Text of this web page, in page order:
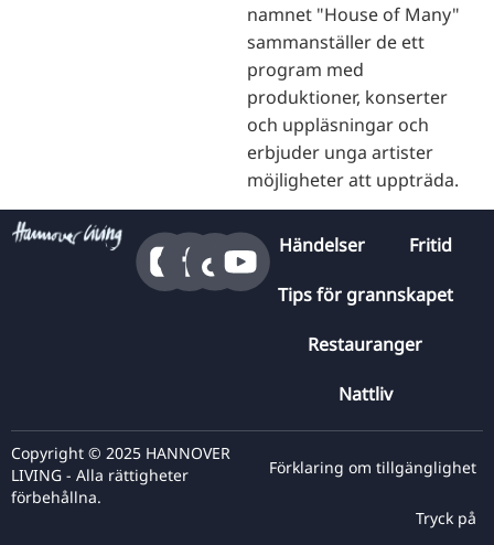
namnet "House of Many"
sammanställer de ett
program med
produktioner, konserter
och uppläsningar och
erbjuder unga artister
möjligheter att uppträda.
Händelser Fritid
Tips för grannskapet
Restauranger
Nattliv
Copyright © 2025 HANNOVER
LIVING - Alla rättigheter
förbehållna.
Förklaring om tillgänglighet
Tryck på